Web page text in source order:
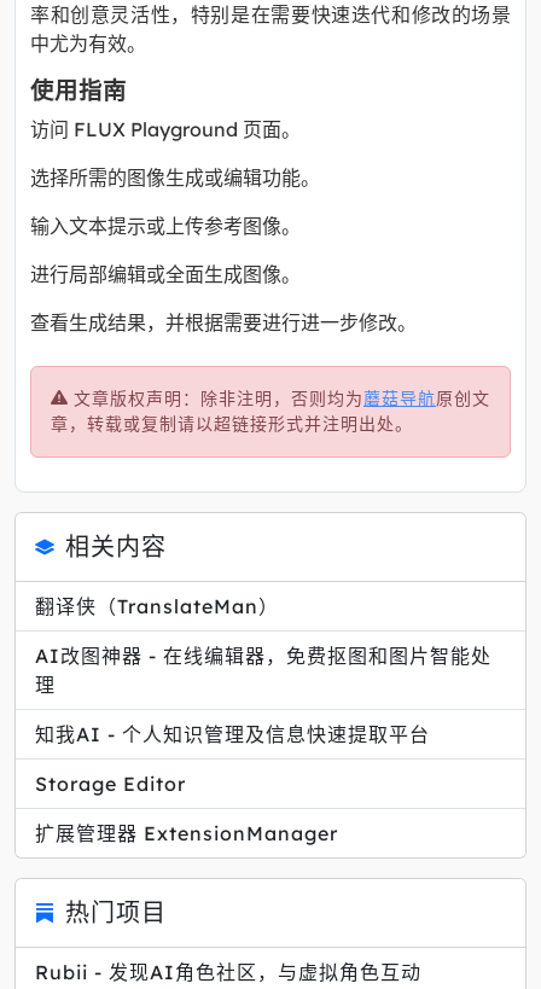
率和创意灵活性，特别是在需要快速迭代和修改的场景
中尤为有效。
使用指南
访问 FLUX Playground 页面。
选择所需的图像生成或编辑功能。
输入文本提示或上传参考图像。
进行局部编辑或全面生成图像。
查看生成结果，并根据需要进行进一步修改。
文章版权声明：除非注明，否则均为蘑菇导航原创文
章，转载或复制请以超链接形式并注明出处。
相关内容
翻译侠（TranslateMan）
AI改图神器 - 在线编辑器，免费抠图和图片智能处
理
知我AI - 个人知识管理及信息快速提取平台
Storage Editor
扩展管理器 ExtensionManager
热门项目
Rubii - 发现AI角色社区，与虚拟角色互动